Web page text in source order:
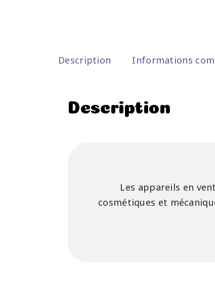
Description Informations
Description
Les appareils en
cosmétiques et